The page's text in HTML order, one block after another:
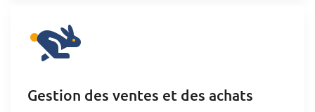
Gestion des ventes et des achats